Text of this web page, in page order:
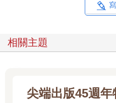
相關主題
尖端出版45週